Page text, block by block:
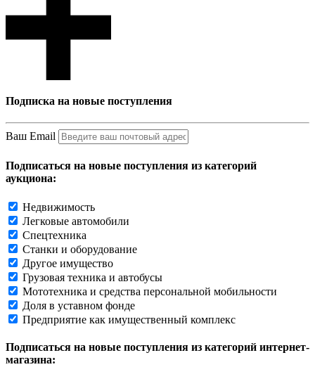
Подписка на новые поступления
Ваш Email
Подписаться на новые поступления из категорий
аукциона:
Недвижимость
Легковые автомобили
Спецтехника
Станки и оборудование
Другое имущество
Грузовая техника и автобусы
Мототехника и средства персональной мобильности
Доля в уставном фонде
Предприятие как имущественный комплекс
Подписаться на новые поступления из категорий интернет-
магазина: